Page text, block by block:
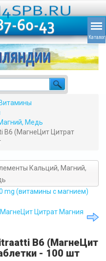
Витамины
Медь
B6 (МагнеЦит Цитрат
Кальций, Магний,
mg (витамины с магнием)
Цитрат Магния
B6 (МагнеЦит
- 100 шт